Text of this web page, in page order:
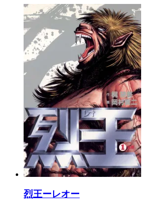
烈王ーレオー